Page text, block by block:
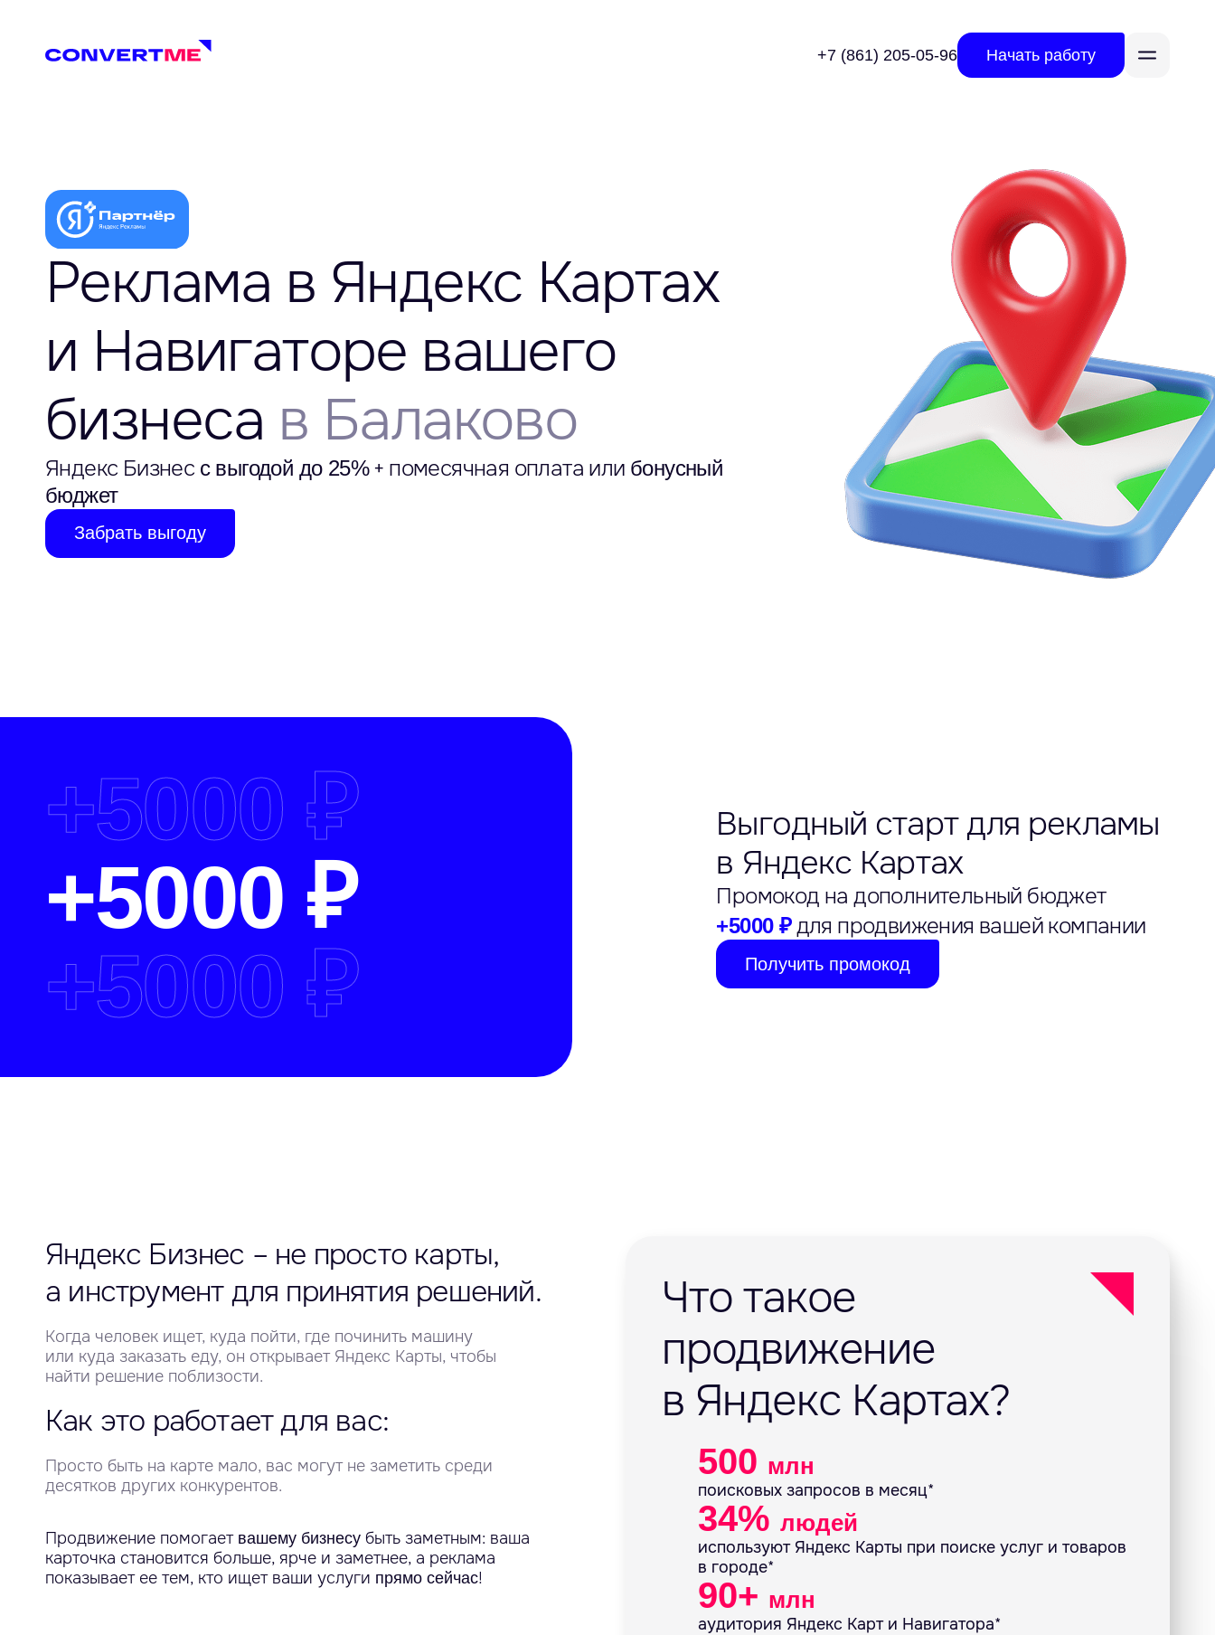
+7 (861) 205-05-96 Начать работу
Реклама в Яндекс Картах
и Навигаторе вашего
бизнеса в Балаково
Яндекс Бизнес с выгодой до 25%+ помесячная оплата или бонусный
бюджет
Забрать выгоду
+5000 ₽
+5000 ₽
+5000 ₽
Выгодный старт для рекламы
в Яндекс Картах
Промокод на дополнительный бюджет
+5000 ₽для продвижения вашей компании
Получить промокод
Что такое
продвижение
в Яндекс Картах?
500 млн
поисковых запросов в месяц*
34% людей
используют Яндекс Карты при поиске услуг и товаров
в городе*
90+ млн
аудитория Яндекс Карт и Навигатора*
Яндекс Бизнес – не просто карты,
а инструмент для принятия решений.
Когда человек ищет, куда пойти, где починить машину
или куда заказать еду, он открывает Яндекс Карты, чтобы
найти решение поблизости.
Как это работает для вас:
Просто быть на карте мало, вас могут не заметить среди
десятков других конкурентов.
Продвижение помогает вашему бизнесу быть заметным: ваша
карточка становится больше, ярче и заметнее, а реклама
показывает ее тем, кто ищет ваши услуги прямо сейчас!